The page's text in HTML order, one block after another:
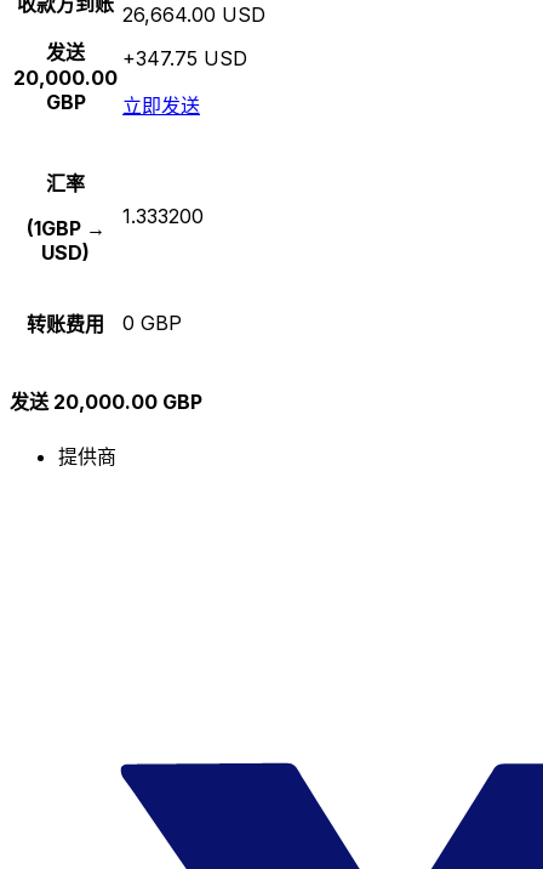
发送
20,000.00
GBP
26,664.00 USD
+347.75 USD
立即发送
汇率
(1GBP →
USD)
1.333200
转账费用 0 GBP
发送 20,000.00 GBP
提供商